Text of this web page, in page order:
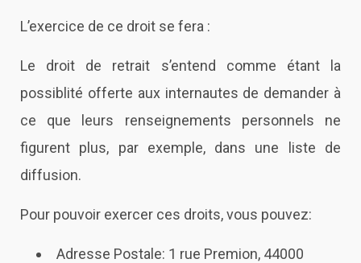
L’exercice de ce droit se fera :
Le droit de retrait s’entend comme étant la
possiblité offerte aux internautes de demander à
ce que leurs renseignements personnels ne
figurent plus, par exemple, dans une liste de
diffusion.
Pour pouvoir exercer ces droits, vous pouvez:
Adresse Postale: 1 rue Premion, 44000